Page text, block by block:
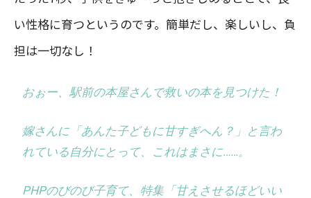
い性格に育つというのです。簡単だし、楽しいし、負
担は一切なし！
おぉー、駅前の本屋さんで救いの本を見つけた！
嫁さんに「あんた子どもに甘すぎへん？」と言わ
れている自分にとって、これはまさに……。
PHPのびのび子育て、特集「甘えさせるほどいい